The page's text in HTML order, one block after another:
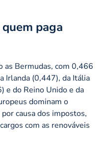
paga
as Bermudas, com 0,466
Irlanda (0,447), da Itália
e do Reino Unido e da
dominam o
causa dos impostos,
com as renováveis